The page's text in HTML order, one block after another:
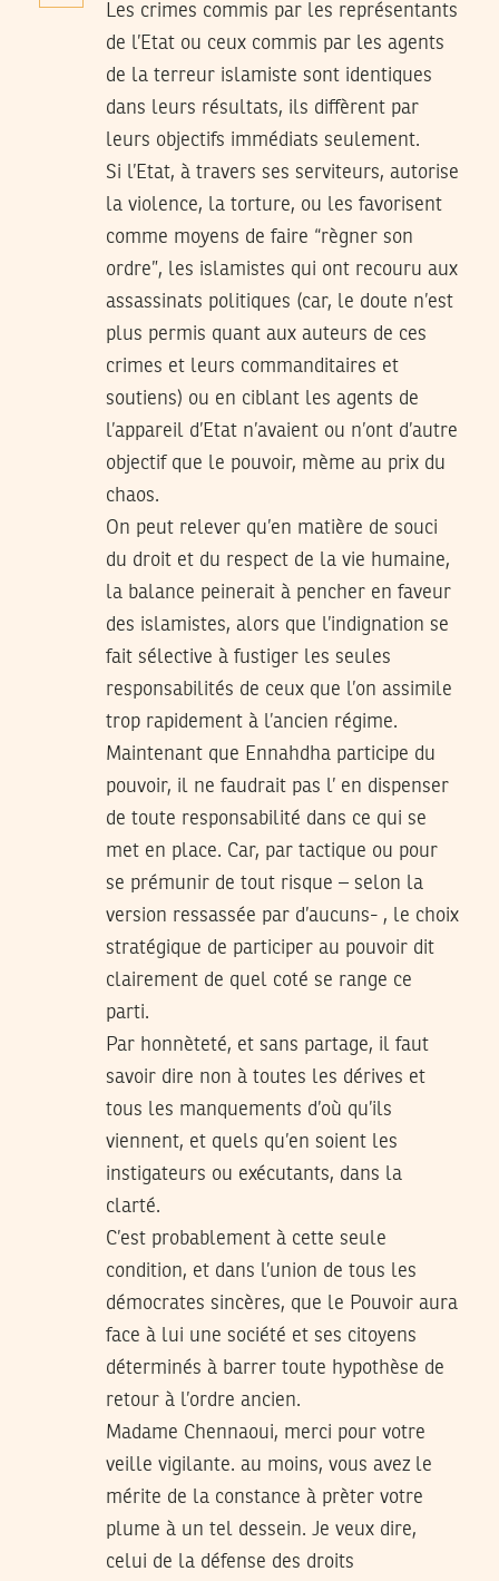
Les crimes commis par les représentants
de l’Etat ou ceux commis par les agents
de la terreur islamiste sont identiques
dans leurs résultats, ils diffèrent par
leurs objectifs immédiats seulement.
Si l’Etat, à travers ses serviteurs, autorise
la violence, la torture, ou les favorisent
comme moyens de faire “règner son
ordre”, les islamistes qui ont recouru aux
assassinats politiques (car, le doute n’est
plus permis quant aux auteurs de ces
crimes et leurs commanditaires et
soutiens) ou en ciblant les agents de
l’appareil d’Etat n’avaient ou n’ont d’autre
objectif que le pouvoir, mème au prix du
chaos.
On peut relever qu’en matière de souci
du droit et du respect de la vie humaine,
la balance peinerait à pencher en faveur
des islamistes, alors que l’indignation se
fait sélective à fustiger les seules
responsabilités de ceux que l’on assimile
trop rapidement à l’ancien régime.
Maintenant que Ennahdha participe du
pouvoir, il ne faudrait pas l’ en dispenser
de toute responsabilité dans ce qui se
met en place. Car, par tactique ou pour
se prémunir de tout risque – selon la
version ressassée par d’aucuns- , le choix
stratégique de participer au pouvoir dit
clairement de quel coté se range ce
parti.
Par honnèteté, et sans partage, il faut
savoir dire non à toutes les dérives et
tous les manquements d’où qu’ils
viennent, et quels qu’en soient les
instigateurs ou exécutants, dans la
clarté.
C’est probablement à cette seule
condition, et dans l’union de tous les
démocrates sincères, que le Pouvoir aura
face à lui une société et ses citoyens
déterminés à barrer toute hypothèse de
retour à l’ordre ancien.
Madame Chennaoui, merci pour votre
veille vigilante. au moins, vous avez le
mérite de la constance à prèter votre
plume à un tel dessein. Je veux dire,
celui de la défense des droits